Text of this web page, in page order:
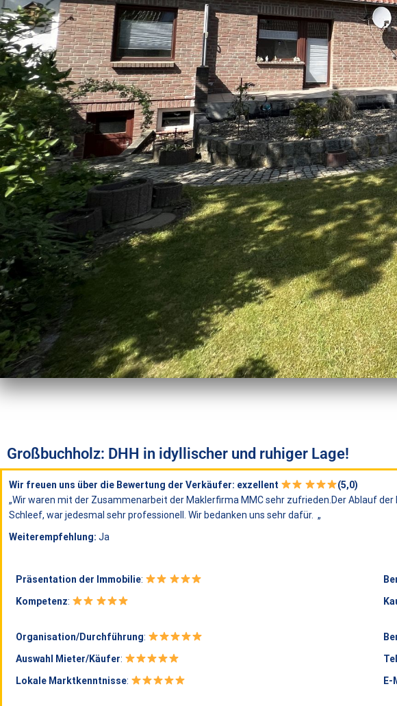
Großbuchholz: DHH in idyllischer und ruhiger Lage!
Wir freuen uns über die Bewertung der Verkäufer: exzellent
(5,0)
„Wir waren mit der Zusammenarbeit der Maklerfirma MMC sehr zufrieden.Der Ablauf der
Schleef, war jedesmal sehr professionell. Wir bedanken uns sehr dafür. „
Weiterempfehlung: Ja
Präsentation der Immobilie:
Kompetenz:
Organisation/Durchführung:
Auswahl Mieter/Käufer:
Lokale Marktkenntnisse: